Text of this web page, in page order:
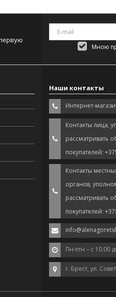
Мною
Наши контакты
Интернет-
Контакты лица,
рассматривать
покупателей:
Контакты
органов,
рассматривать
покупателей:
Пн-птн – с 10.00
г. Брест, ул.